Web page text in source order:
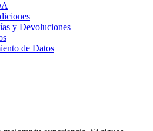
y Devoluciones
de Datos